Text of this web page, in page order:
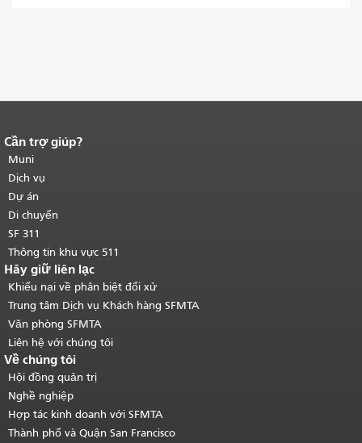
Kết thúc nội dung trang.
của trang này được lặp lại trên mọi
trang.Quay lại đầu trang nội dung
chính.
Cần trợ giúp?
Muni
Dịch vụ
Dự án
Di chuyển
SF 311
Thông tin khu vực 511
Hãy giữ liên lạc
Khiếu nại về phân biệt đối xử
Trung tâm Dịch vụ Khách hàng SFMTA
Văn phòng SFMTA
Liên hệ với chúng tôi
Về chúng tôi
Hội đồng quản trị
Nghề nghiệp
Hợp tác kinh doanh với SFMTA
Thành phố và Quận San Francisco